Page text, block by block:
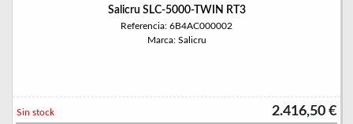
Salicru SLC-5000-TWIN RT3
Referencia: 6B4AC000002
Marca: Salicru
2.416,50 €
Sin stock